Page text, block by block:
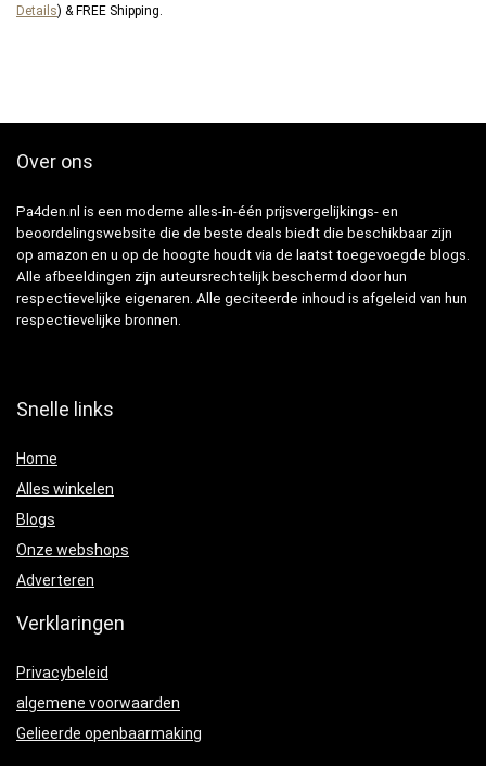
Details) & FREE Shipping
Over ons
Pa4den.nl is een moderne alles-in-één prijsvergelijkings- en
beoordelingswebsite die de beste deals biedt die beschikbaar zijn
op amazon en u op de hoogte houdt via de laatst toegevoegde blogs.
Alle afbeeldingen zijn auteursrechtelijk beschermd door hun
respectievelijke eigenaren. Alle geciteerde inhoud is afgeleid van hun
respectievelijke bronnen.
Snelle links
Home
Alles winkelen
Blogs
Onze webshops
Adverteren
Verklaringen
Privacybeleid
algemene voorwaarden
Gelieerde openbaarmaking